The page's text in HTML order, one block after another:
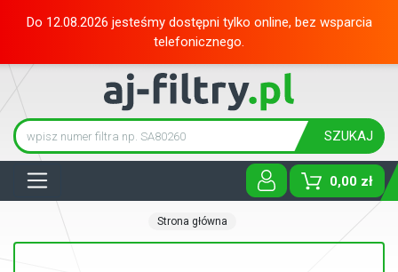
Do 12.08.2026 jesteśmy dostępni tylko online, bez wsparcia
telefonicznego.
SZUKAJ
0,00 zł
Strona główna